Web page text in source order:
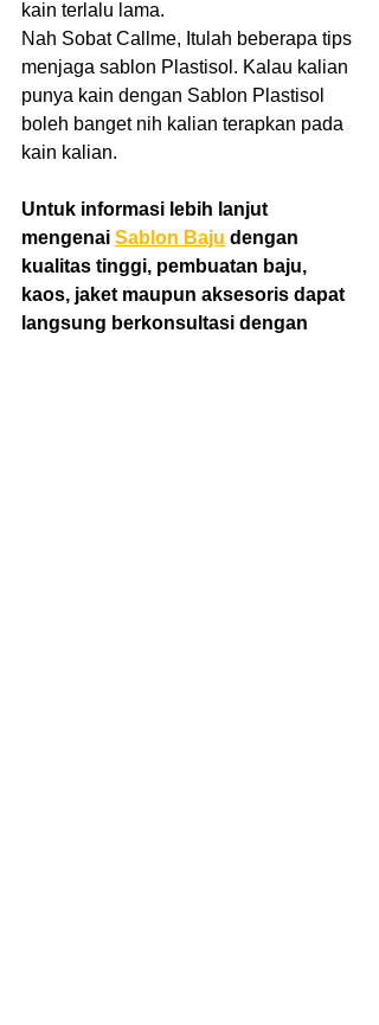
kain terlalu lama.
Nah Sobat Callme, Itulah beberapa tips
menjaga sablon Plastisol. Kalau kalian
punya kain dengan Sablon Plastisol
boleh banget nih kalian terapkan pada
kain kalian.
Untuk informasi lebih lanjut
mengenai Sablon Baju dengan
kualitas tinggi, pembuatan baju,
kaos, jaket maupun aksesoris dapat
langsung berkonsultasi dengan